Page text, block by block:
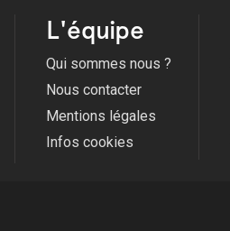
L'équipe
Qui sommes nous ?
Nous contacter
Mentions légales
Infos cookies